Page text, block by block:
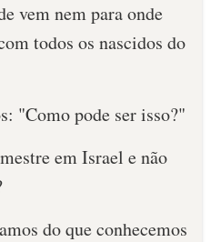
vem nem para onde
todos os nascidos do
"Como pode ser isso?"
em Israel e não
do que conhecemos